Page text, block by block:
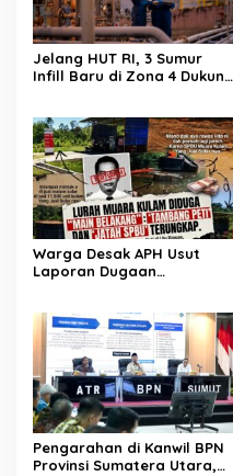
Jelang HUT RI, 3 Sumur
Infill Baru di Zona 4 Dukung
Warga Desak APH Usut
Laporan Dugaan
Pengarahan di Kanwil BPN
Provinsi Sumatera Utara,